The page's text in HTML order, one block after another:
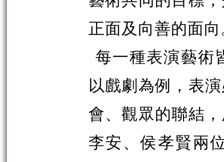
正面及向善的面向
每一種表演藝術
以戲劇為例，表
會、觀眾的聯結
李安、侯孝賢兩